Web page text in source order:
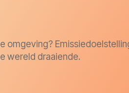
omgeving?
wereld draaiende.